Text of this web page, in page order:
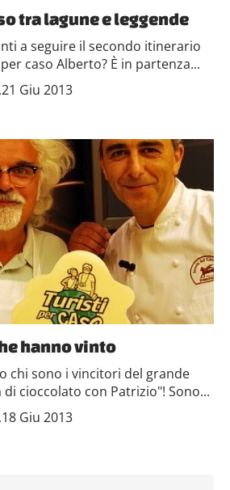
tra lagune e leggende
a seguire il secondo itinerario
caso Alberto? È in partenza...
,21 Giu 2013
hanno vinto
chi sono i vincitori del grande
di cioccolato con Patrizio"! Sono...
,18 Giu 2013